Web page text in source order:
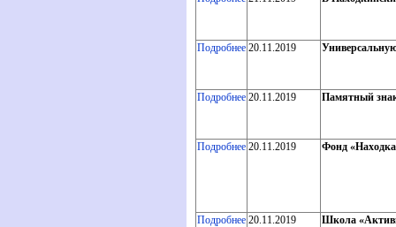
Подробнее 20.11.2019
Подробнее 20.11.2019 Памятный знак
Подробнее 20.11.2019 Фонд
Подробнее 20.11.2019 Школа